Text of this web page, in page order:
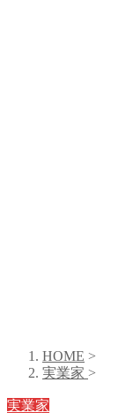
HOME >
実業家 >
実業家